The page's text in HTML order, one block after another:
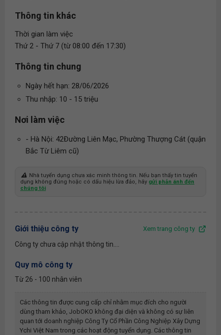
Thông tin khác
Thời gian làm việc
Thứ 2 - Thứ 7 (từ 08:00 đến 17:30)
Thông tin chung
Ngày hết hạn: 28/06/2026
Thu nhập: 10 - 15 triệu
Nơi làm việc
- Hà Nội: 42Đường Liên Mạc, Phường Thượng Cát (quận
Bắc Từ Liêm cũ)
Nhà tuyển dụng chưa xác minh thông tin. Nếu bạn thấy tin tuyển
dụng không đúng hoặc có dấu hiệu lừa đảo, hãy gửi phản ánh đến
chúng tôi
Giới thiệu công ty Xem trang công ty
Công ty chưa cập nhật thông tin....
Quy mô công ty
Từ 26 - 100 nhân viên
Các thông tin được cung cấp chỉ nhằm mục đích cho người
dùng tham khảo, JobOKO không đại diện và không có sự liên
quan tới doanh nghiệp Công Ty Cổ Phần Công Nghiệp Xây Dựng
Ychi Việt Nam trong các hoạt động tuyển dụng. Các thông tin